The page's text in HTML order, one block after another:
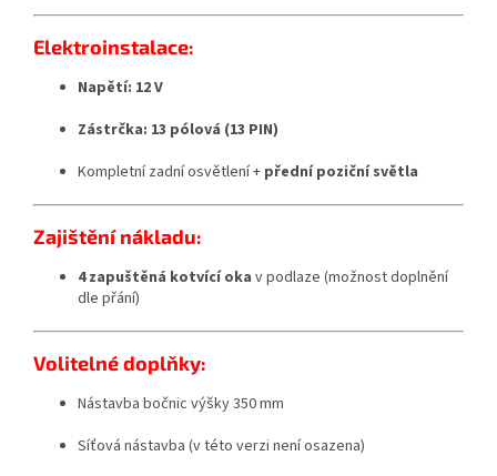
Elektroinstalace:
Napětí: 12 V
Zástrčka: 13 pólová (13 PIN)
Kompletní zadní osvětlení + přední poziční světla
Zajištění nákladu:
4 zapuštěná kotvící oka v podlaze (možnost doplnění
dle přání)
Volitelné doplňky:
Nástavba bočnic výšky 350 mm
Síťová nástavba (v této verzi není osazena)